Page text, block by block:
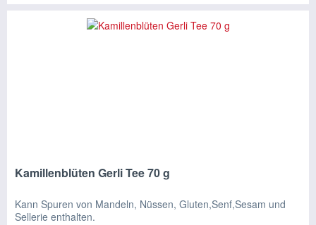
Kamillenblüten Gerli Tee 70 g
Kann Spuren von Mandeln, Nüssen, Gluten,Senf,Sesam und
Sellerie enthalten.